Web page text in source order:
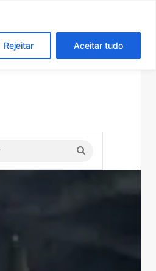
Rejeitar Aceitar tudo
por